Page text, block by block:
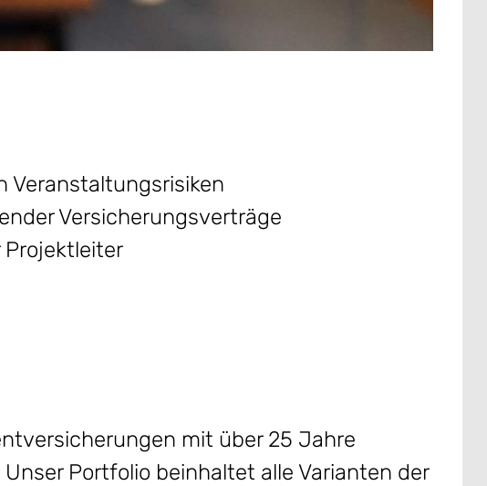
Veranstaltungsrisiken
Versicherungsverträge
mit über 25 Jahre
Portfolio beinhaltet alle Varianten der